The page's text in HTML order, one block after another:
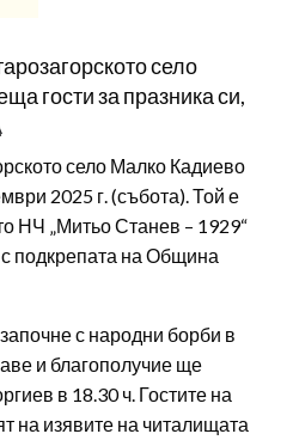
село
гости за празника си,
село Малко Кадиево
2025 г. (събота). Той е
НЧ „Митьо Станев – 1929“
с подкрепата на Община
с народни борби в
и благополучие ще
в 18.30 ч. Гостите на
на изявите на читалищата